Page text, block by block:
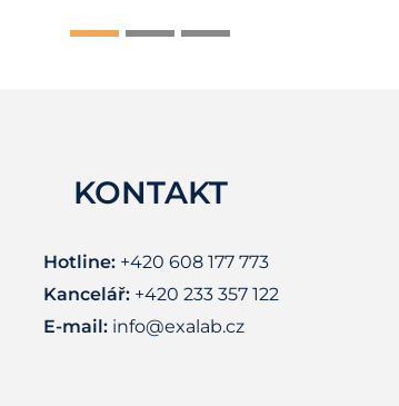
KONTAKT
Hotline: +420 608 177 773
Kancelář: +420 233 357 122
E-mail: info@exalab.cz